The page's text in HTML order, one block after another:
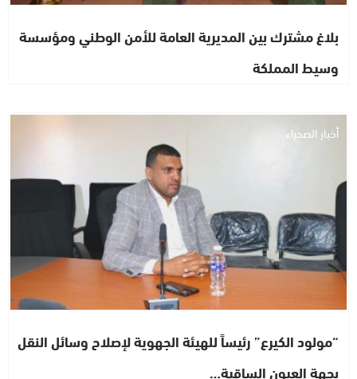
بلاغ مشترك بين المديرية العامة للأمن الوطني ومؤسسة
وسيط المملكة
أخبار الصحراء
“مولود الكيرع” رئيساً للهيئة الجهوية لإصلاح وسائل النقل
بجهة العيون الساقية…